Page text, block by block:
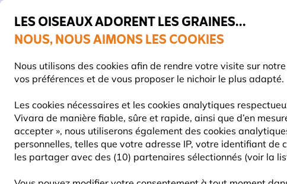
LES OISEAUX ADORENT LES GRAINES...
NOUS, NOUS AIMONS LES COOKIES
Nous utilisons des cookies afin de rendre votre visite sur
vos préférences et de vous proposer le nichoir le plus adapté.
Les cookies nécessaires et les cookies analytiques
Vivara de manière fiable, sûre et rapide, ainsi que d’en
accepter », nous utiliserons également des cookies
personnelles, telles que votre adresse IP, votre identifiant
les partager avec des (10) partenaires sélectionnés (voir la
Livraison express gratuite dès 59 €
NOURRITURE MANGEOIRES NICHOIRS
Cadeaux